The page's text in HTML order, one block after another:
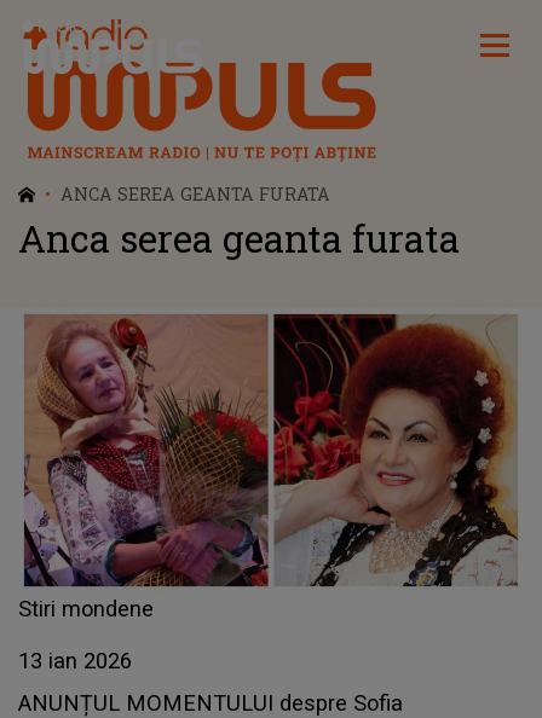
Radio Impuls
ANCA SEREA GEANTA FURATA
Anca serea geanta furata
Stiri mondene
13 ian 2026
ANUNȚUL MOMENTULUI despre Sofia